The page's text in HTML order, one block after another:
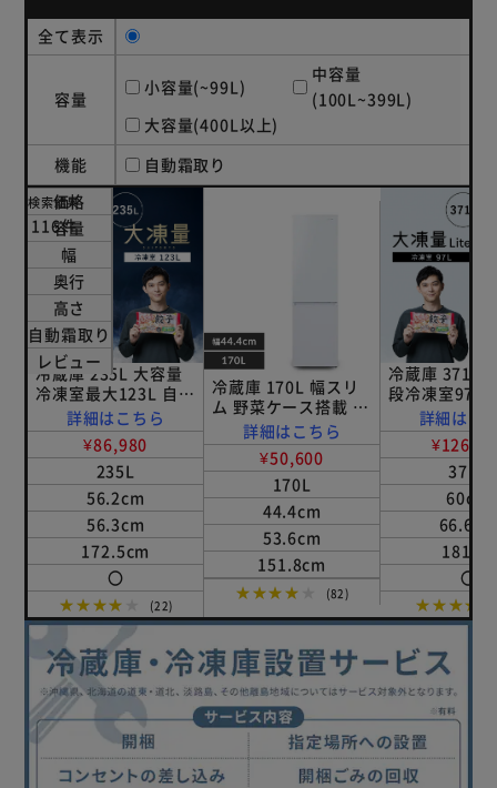
全て表示
容量
小容量(~99L)
中容量
(100L~399L)
大容量(400L以上)
機能
自動霜取り
価格
容量
幅
奥行
高さ
自動霜取り
レビュー
冷蔵庫 235L 大容量
冷凍室最大123L 自動
霜取り 冷凍/冷蔵切り
替えセレクトルーム
搭載 幅56.2cm
IRSN-HF24A-W ホワ
詳細はこちら
¥86,980
235L
56.2cm
56.3cm
172.5cm
〇
★★★★★
(22)
冷蔵庫 170L 幅スリ
ム 野菜ケース搭載 一
人暮らし 家庭用 2ド
ア IRSD-17A-W ホワ
イト
詳細はこちら
¥50,600
170L
44.4cm
53.6cm
151.8cm
★★★★★
(82)
冷蔵庫 371L
段冷凍室97L
取り 家庭用
IRSN-37A-W
ト
詳細はこ
371L
60cm
66.6cm
181cm
〇
★★★★★
検索結果
116件